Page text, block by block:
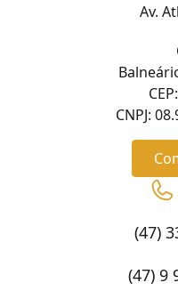
Av.
CNPJ:
(47)
(47) 9